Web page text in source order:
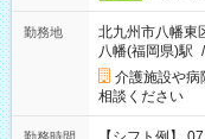
勤務地
北九州市八幡東
八幡(福岡県)駅 /
介護施設や
相談ください